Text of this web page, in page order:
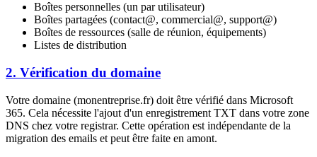
Boîtes personnelles (un par utilisateur)
Boîtes partagées (contact@, commercial@, support@)
Boîtes de ressources (salle de réunion, équipements)
Listes de distribution
2. Vérification du domaine
Votre domaine (monentreprise.fr) doit être vérifié dans Microsoft
365. Cela nécessite l'ajout d'un enregistrement TXT dans votre zone
DNS chez votre registrar. Cette opération est indépendante de la
migration des emails et peut être faite en amont.